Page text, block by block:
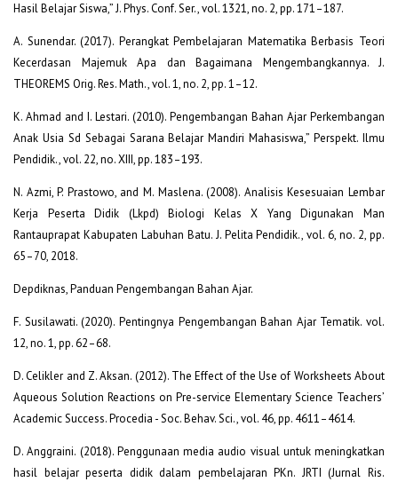
Hasil Belajar Siswa,” J. Phys. Conf. Ser., vol. 1321, no. 2, pp. 171–187.
A. Sunendar. (2017). Perangkat Pembelajaran Matematika Berbasis Teori
Kecerdasan Majemuk Apa dan Bagaimana Mengembangkannya. J.
THEOREMS Orig. Res. Math., vol. 1, no. 2, pp. 1–12.
K. Ahmad and I. Lestari. (2010). Pengembangan Bahan Ajar Perkembangan
Anak Usia Sd Sebagai Sarana Belajar Mandiri Mahasiswa,” Perspekt. Ilmu
Pendidik., vol. 22, no. XIII, pp. 183–193.
N. Azmi, P. Prastowo, and M. Maslena. (2008). Analisis Kesesuaian Lembar
Kerja Peserta Didik (Lkpd) Biologi Kelas X Yang Digunakan Man
Rantauprapat Kabupaten Labuhan Batu. J. Pelita Pendidik., vol. 6, no. 2, pp.
65–70, 2018.
Depdiknas, Panduan Pengembangan Bahan Ajar.
F. Susilawati. (2020). Pentingnya Pengembangan Bahan Ajar Tematik. vol.
12, no. 1, pp. 62–68.
D. Celikler and Z. Aksan. (2012). The Effect of the Use of Worksheets About
Aqueous Solution Reactions on Pre-service Elementary Science Teachers’
Academic Success. Procedia - Soc. Behav. Sci., vol. 46, pp. 4611–4614.
D. Anggraini. (2018). Penggunaan media audio visual untuk meningkatkan
hasil belajar peserta didik dalam pembelajaran PKn. JRTI (Jurnal Ris.